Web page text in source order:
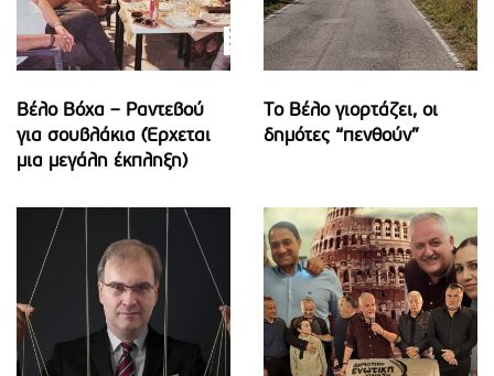
Βέλο Βόχα – Ραντεβού
για σουβλάκια (Έρχεται
μια μεγάλη έκπληξη)
Το Βέλο γιορτάζει, οι
δημότες “πενθούν”